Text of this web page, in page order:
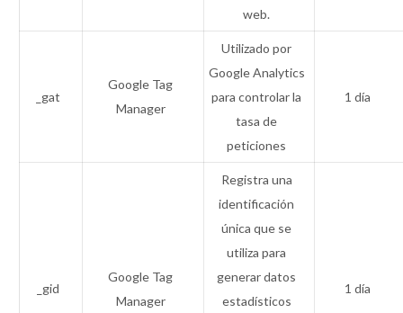
web.
_gat
Google Tag
Manager
Utilizado por
Google Analytics
para controlar la
tasa de
peticiones
1 día
_gid
Google Tag
Manager
Registra una
identificación
única que se
utiliza para
generar datos
estadísticos
1 día